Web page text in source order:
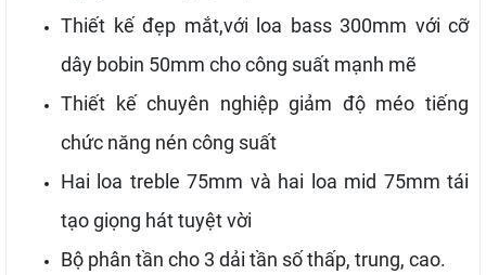
Thiết kế đẹp mắt,với loa bass 300mm với cỡ
dây bobin 50mm cho công suất mạnh mẽ
Thiết kế chuyên nghiệp giảm độ méo tiếng
chức năng nén công suất
Hai loa treble 75mm và hai loa mid 75mm tái
tạo giọng hát tuyệt vời
Bộ phân tần cho 3 dải tần số thấp, trung, cao.